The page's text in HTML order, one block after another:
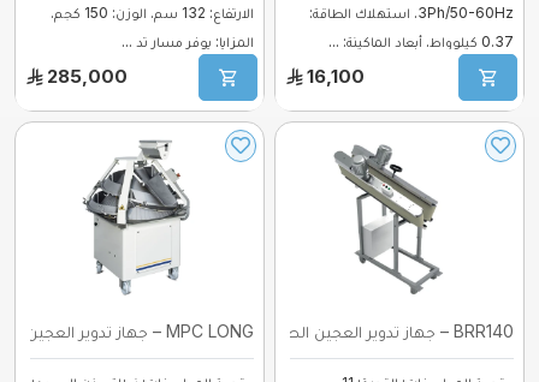
3Ph/50-60Hz. استهلاك الطاقة:
0.37 كيلوواط. أبعاد الماكينة: ...
16,100
الارتفاع: 132 سم. الوزن: 150 كجم.
المزايا: يوفر مسار تد ...
285,000
BRR140 – جهاز تدوير العجين الطري بالحزام ... MPC LONG – جهاز تدوير العجين المخروطي بم ...